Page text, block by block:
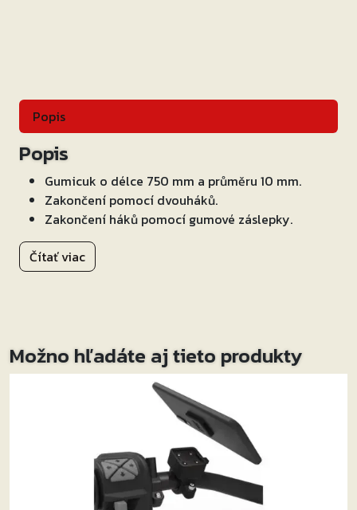
(čierny,
Popis
Popis
Gumicuk o délce 750 mm a průměru 10 mm.
Zakončení pomocí dvouháků.
Zakončení háků pomocí gumové záslepky.
Čítať viac
Možno hľadáte aj tieto produkty